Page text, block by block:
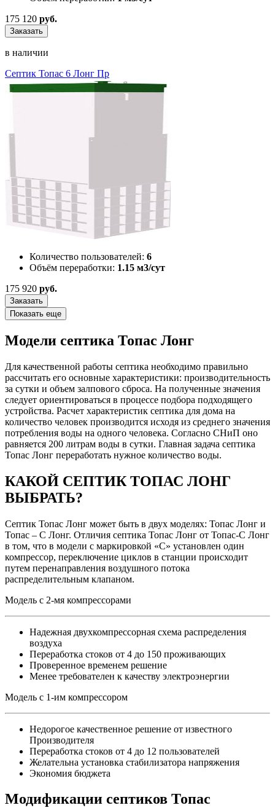
175 120 руб.
Заказать
в наличии
Септик Топас 6 Лонг Пр
Количество пользователей: 6
Объём переработки: 1.15 м3/сут
175 920 руб.
Заказать
Показать еще
Модели септика Топас Лонг
Для качественной работы септика необходимо правильно
рассчитать его основные характеристики: производительность
за сутки и объем залпового сброса. На полученные значения
следует ориентироваться в процессе подбора подходящего
устройства. Расчет характеристик септика для дома на
количество человек производится исходя из среднего значения
потребления воды на одного человека. Согласно СНиП оно
равняется 200 литрам воды в сутки. Главная задача септика
Топас Лонг переработать нужное количество воды.
КАКОЙ СЕПТИК ТОПАС ЛОНГ
ВЫБРАТЬ?
Септик Топас Лонг может быть в двух моделях: Топас Лонг и
Топас – С Лонг. Отличия септика Топас Лонг от Топас-С Лонг
в том, что в модели с маркировкой «С» установлен один
компрессор, переключение циклов в станции происходит
путем перенаправления воздушного потока
распределительным клапаном.
Модель с 2-мя компрессорами
Надежная двухкомпрессорная схема распределения
воздуха
Переработка стоков от 4 до 150 проживающих
Проверенное временем решение
Менее требователен к качеству электроэнергии
Модель с 1-им компрессором
Недорогое качественное решение от известного
Производителя
Переработка стоков от 4 до 12 пользователей
Желательна установка стабилизатора напряжения
Экономия бюджета
Модификации септиков Топас